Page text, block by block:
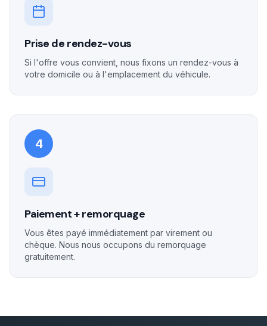
Prise de rendez-vous
Si l'offre vous convient, nous fixons un rendez-vous à
votre domicile ou à l'emplacement du véhicule.
4
Paiement + remorquage
Vous êtes payé immédiatement par virement ou
chèque. Nous nous occupons du remorquage
gratuitement.